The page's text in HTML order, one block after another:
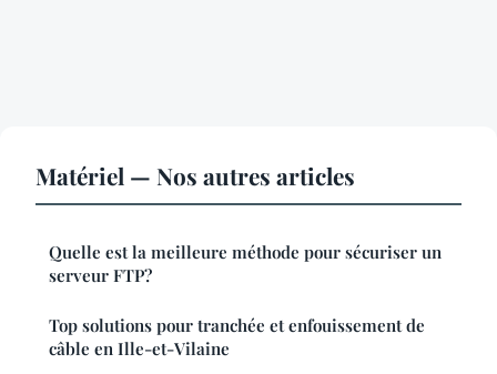
Matériel — Nos autres articles
Quelle est la meilleure méthode pour sécuriser un
serveur FTP?
Top solutions pour tranchée et enfouissement de
câble en Ille-et-Vilaine